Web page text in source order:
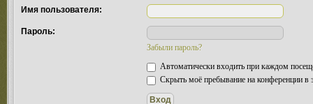
Имя пользователя:
Пароль:
Забыли пароль?
Автоматически входить при каждом
Скрыть моё пребывание на конференции в